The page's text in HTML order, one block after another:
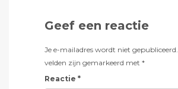
Geef een reactie
Je e-mailadres wordt niet gepubliceerd.
velden zijn gemarkeerd met *
Reactie *